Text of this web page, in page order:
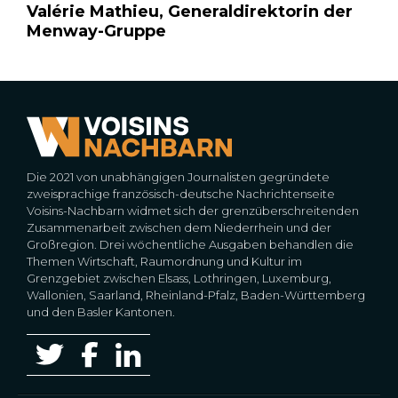
Valérie Mathieu, Generaldirektorin der
Menway-Gruppe
Die 2021 von unabhängigen Journalisten gegründete
zweisprachige französisch-deutsche Nachrichtenseite
Voisins-Nachbarn widmet sich der grenzüberschreitenden
Zusammenarbeit zwischen dem Niederrhein und der
Großregion. Drei wöchentliche Ausgaben behandlen die
Themen Wirtschaft, Raumordnung und Kultur im
Grenzgebiet zwischen Elsass, Lothringen, Luxemburg,
Wallonien, Saarland, Rheinland-Pfalz, Baden-Württemberg
und den Basler Kantonen.